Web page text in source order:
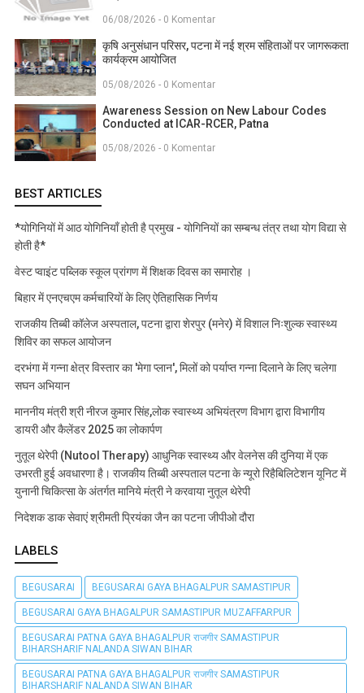
06/08/2026 - 0 Komentar
कृषि अनुसंधान परिसर, पटना में नई श्रम संहिताओं पर जागरूकता
कार्यक्रम आयोजित
05/08/2026 - 0 Komentar
Awareness Session on New Labour Codes
Conducted at ICAR-RCER, Patna
05/08/2026 - 0 Komentar
BEST ARTICLES
*योगिनियों में आठ योगिनियाँ होती है प्रमुख - योगिनियों का सम्बन्ध तंत्र तथा योग विद्या से
होती है*
वेस्ट प्वाइंट पब्लिक स्कूल प्रांगण में शिक्षक दिवस का समारोह ।
बिहार में एनएचएम कर्मचारियों के लिए ऐतिहासिक निर्णय
राजकीय तिब्बी कॉलेज अस्पताल, पटना द्वारा शेरपुर (मनेर) में विशाल निःशुल्क स्वास्थ्य
शिविर का सफल आयोजन
दरभंगा में गन्ना क्षेत्र विस्तार का 'मेगा प्लान', मिलों को पर्याप्त गन्ना दिलाने के लिए चलेगा
सघन अभियान
माननीय मंत्री श्री नीरज कुमार सिंह,लोक स्वास्थ्य अभियंत्रण विभाग द्वारा विभागीय
डायरी और कैलेंडर 2025 का लोकार्पण
नुतूल थेरेपी (Nutool Therapy) आधुनिक स्वास्थ्य और वेलनेस की दुनिया में एक
उभरती हुई अवधारणा है। राजकीय तिब्बी अस्पताल पटना के न्यूरो रिहैबिलिटेशन यूनिट में
युनानी चिकित्सा के अंतर्गत मानिये मंत्री ने करवाया नुतूल थेरेपी
निदेशक डाक सेवाएं श्रीमती प्रियंका जैन का पटना जीपीओ दौरा
LABELS
BEGUSARAI BEGUSARAI GAYA BHAGALPUR SAMASTIPUR
BEGUSARAI GAYA BHAGALPUR SAMASTIPUR MUZAFFARPUR
BEGUSARAI PATNA GAYA BHAGALPUR राजगीर SAMASTIPUR
BIHARSHARIF NALANDA SIWAN BIHAR
BEGUSARAI PATNA GAYA BHAGALPUR राजगीर SAMASTIPUR
BIHARSHARIF NALANDA SIWAN BIHAR